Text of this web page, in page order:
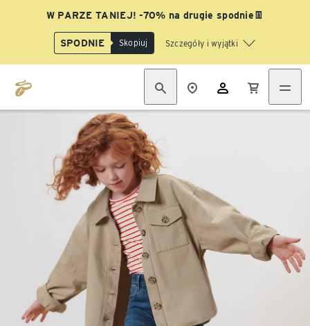
W PARZE TANIEJ! -70% na drugie spodnie👖
SPODNIE Skopiuj Szczegóły i wyjątki